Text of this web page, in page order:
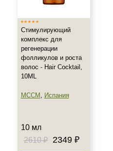
Стимулирующий
комплекс для
регенерации
фолликулов и роста
волос - Hair Cocktail,
10ML
MCCM , Испания
10 мл
2610 ₽
2349 ₽